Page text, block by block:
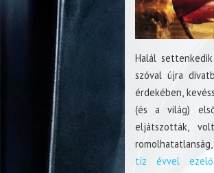
Halál
szóval újra
érdekében,
(és a világ)
eljátszották,
tíz évvel